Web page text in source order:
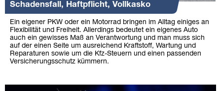
Schadensfall, Haftpflicht, Vollkasko
Ein eigener PKW oder ein Motorrad bringen im Alltag einiges an
Flexibilität und Freiheit. Allerdings bedeutet ein eigenes Auto
auch ein gewisses Maß an Verantwortung und man muss sich
auf der einen Seite um ausreichend Kraftstoff, Wartung und
Reparaturen sowie um die Kfz-Steuern und einen passenden
Versicherungsschutz kümmern.